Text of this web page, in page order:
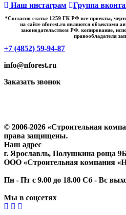
Наш инстаграм Группа
*Cогласно статье 1259 ГК РФ все проекты,
на сайте nforest.ru являются объектами
законодательством РФ. копирование,
правообладателя
+7 (4852) 59-94-87
info@nforest.ru
Заказать звонок
© 2006-2026 «Строительная
права защищены.
Наш адрес
г. Ярославль, Полушкина роща 9Б
ООО «Строительная компания
Пн - Пт с 9.00 до 18.00 Сб - Вс
Мы в соцсетях